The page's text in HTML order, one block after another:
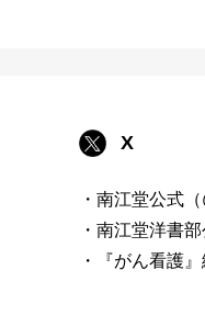
X
・南江堂公式
・南江堂洋書
・『がん看護